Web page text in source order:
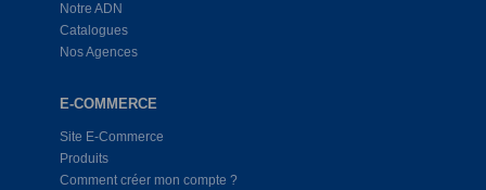
Notre ADN
Catalogues
Nos Agences
E-COMMERCE
Site E-Commerce
Produits
Comment créer mon compte ?